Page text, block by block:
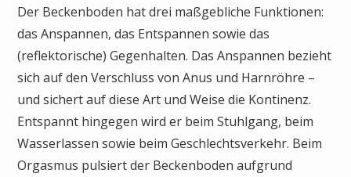
Der Beckenboden hat drei maßgebliche Funktionen:
das Anspannen, das Entspannen sowie das
(reflektorische) Gegenhalten. Das Anspannen bezieht
sich auf den Verschluss von Anus und Harnröhre –
und sichert auf diese Art und Weise die Kontinenz.
Entspannt hingegen wird er beim Stuhlgang, beim
Wasserlassen sowie beim Geschlechtsverkehr. Beim
Orgasmus pulsiert der Beckenboden aufgrund